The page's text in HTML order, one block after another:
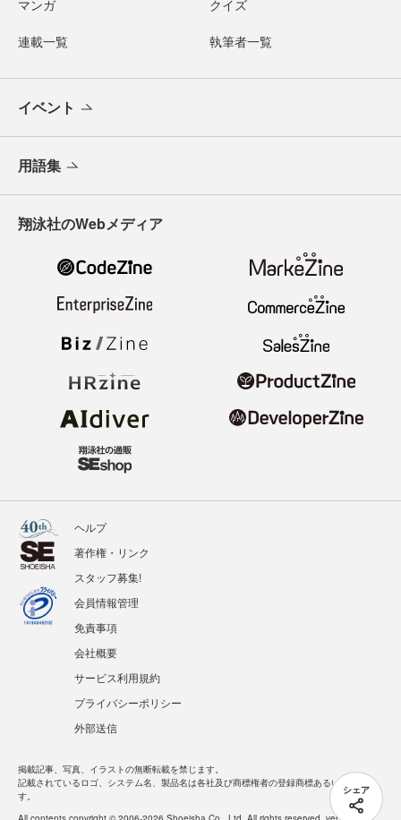
シェア
マンガ クイズ
連載一覧 執筆者一覧
イベント
用語集
翔泳社のWebメディア
ヘルプ
著作権・リンク
スタッフ募集!
会員情報管理
免責事項
会社概要
サービス利用規約
プライバシーポリシー
外部送信
掲載記事、写真、イラストの無断転載を禁じます。
記載されているロゴ、システム名、製品名は各社及び商標権者の登録商標あるいは商標で
す。